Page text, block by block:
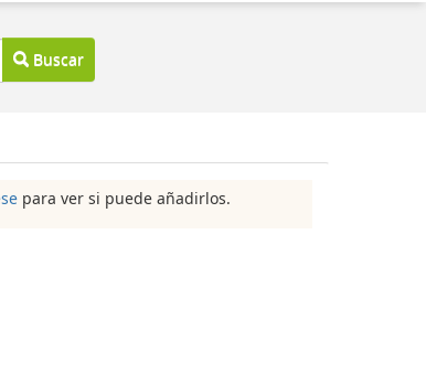
Buscar
para ver si puede añadirlos.